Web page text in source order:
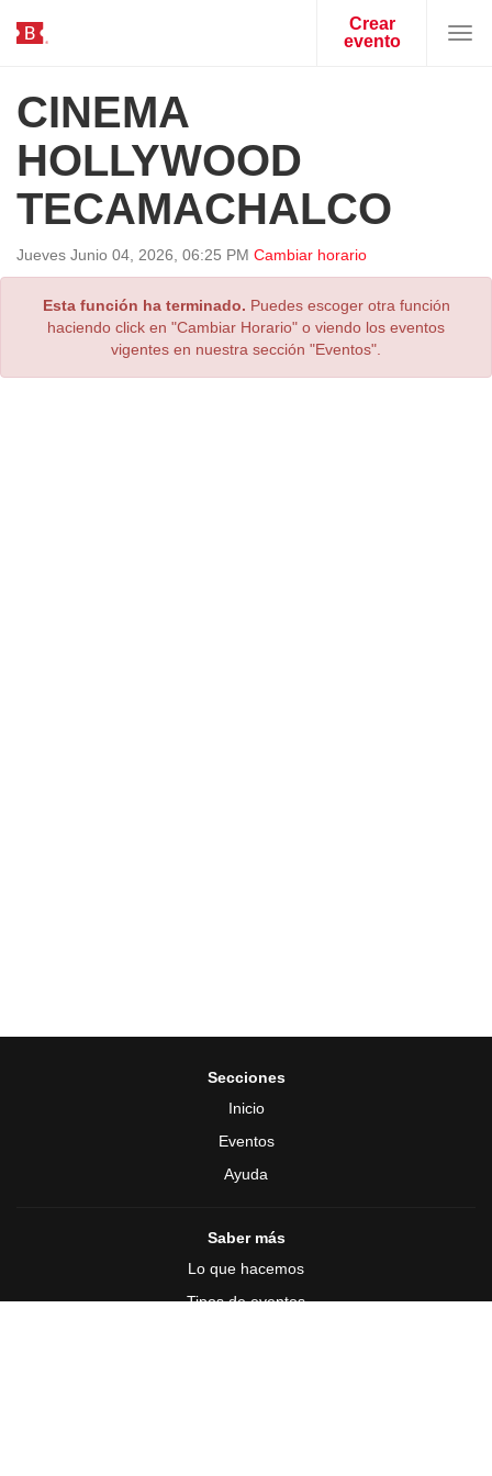
Crear
evento
CINEMA
HOLLYWOOD
TECAMACHALCO
Jueves Junio 04 2026 06:25 PM Cambiar horario
Esta función ha terminado. Puedes escoger otra función
haciendo click en "Cambiar Horario" o viendo los eventos
vigentes en nuestra sección "Eventos".
Secciones
Inicio
Eventos
Ayuda
Saber más
Lo que hacemos
Tipos de eventos